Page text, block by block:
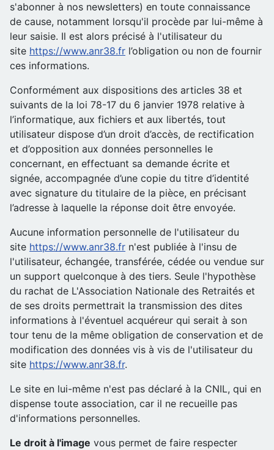
s'abonner à nos newsletters) en toute connaissance
de cause, notamment lorsqu'il procède par lui-même à
leur saisie. Il est alors précisé à l'utilisateur du
site https://www.anr38.fr l’obligation ou non de fournir
ces informations.
Conformément aux dispositions des articles 38 et
suivants de la loi 78-17 du 6 janvier 1978 relative à
l’informatique, aux fichiers et aux libertés, tout
utilisateur dispose d’un droit d’accès, de rectification
et d’opposition aux données personnelles le
concernant, en effectuant sa demande écrite et
signée, accompagnée d’une copie du titre d’identité
avec signature du titulaire de la pièce, en précisant
l’adresse à laquelle la réponse doit être envoyée.
Aucune information personnelle de l'utilisateur du
site https://www.anr38.fr n'est publiée à l'insu de
l'utilisateur, échangée, transférée, cédée ou vendue sur
un support quelconque à des tiers. Seule l'hypothèse
du rachat de L'Association Nationale des Retraités et
de ses droits permettrait la transmission des dites
informations à l'éventuel acquéreur qui serait à son
tour tenu de la même obligation de conservation et de
modification des données vis à vis de l'utilisateur du
site https://www.anr38.fr.
Le site en lui-même n'est pas déclaré à la CNIL, qui en
dispense toute association, car il ne recueille pas
d'informations personnelles.
Le droit à l'image vous permet de faire respecter